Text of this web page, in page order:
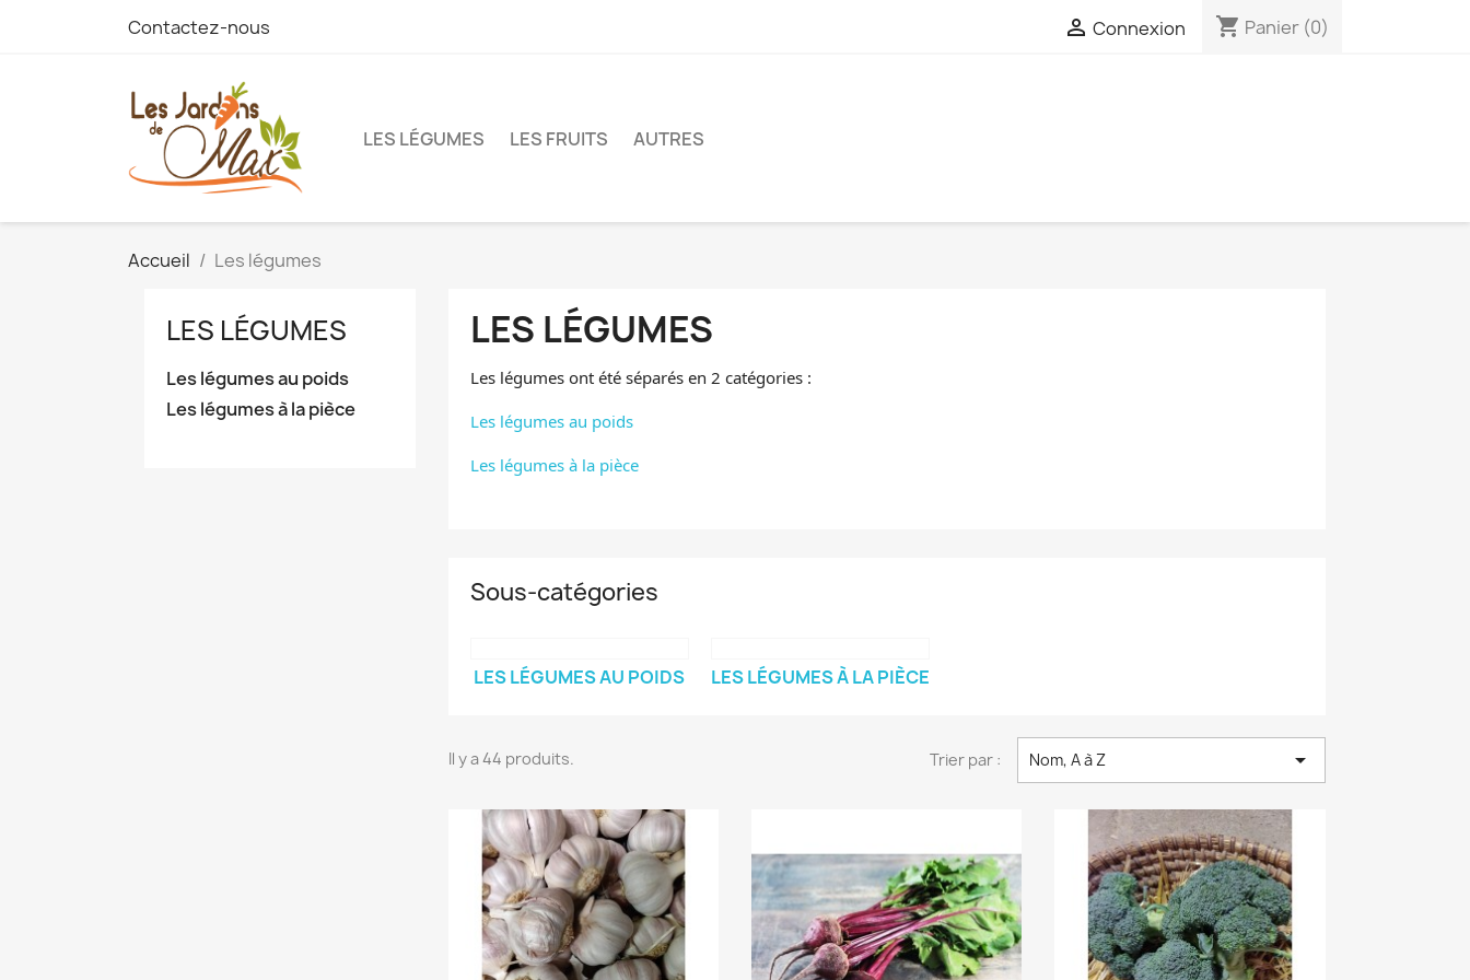
Contactez-nous  Connexion shopping_cart Panier (0)
LES LÉGUMES LES FRUITS AUTRES
Accueil Les légumes
LES LÉGUMES
Les légumes au poids
Les légumes à la pièce
LES LÉGUMES
Les légumes ont été séparés en 2 catégories :
Les légumes au poids
Les légumes à la pièce
Sous-catégories
LES LÉGUMES AU POIDS LES LÉGUMES À LA PIÈCE
Il y a 44 produits. Trier par : Nom, A à Z 